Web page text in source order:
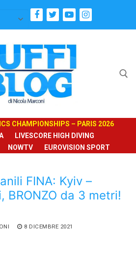
CHAMPIONSHIPS – PARIS 2026
LIVESCORE HIGH DIVING
NOWTV EUROVISION SPORT
FINA: Kyiv –
BRONZO da 3 metri!
8 DICEMBRE 2021